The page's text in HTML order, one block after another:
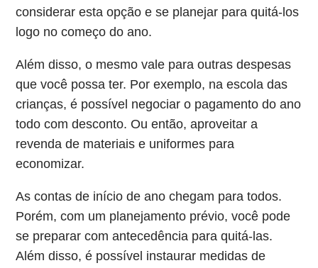
considerar esta opção e se planejar para quitá-los
logo no começo do ano.
Além disso, o mesmo vale para outras despesas
que você possa ter. Por exemplo, na escola das
crianças, é possível negociar o pagamento do ano
todo com desconto. Ou então, aproveitar a
revenda de materiais e uniformes para
economizar.
As contas de início de ano chegam para todos.
Porém, com um planejamento prévio, você pode
se preparar com antecedência para quitá-las.
Além disso, é possível instaurar medidas de